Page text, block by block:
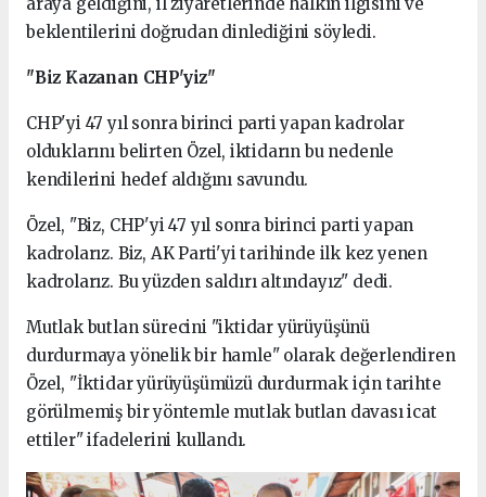
araya geldiğini, il ziyaretlerinde halkın ilgisini ve
beklentilerini doğrudan dinlediğini söyledi.
"Biz Kazanan CHP'yiz"
CHP'yi 47 yıl sonra birinci parti yapan kadrolar
olduklarını belirten Özel, iktidarın bu nedenle
kendilerini hedef aldığını savundu.
Özel, "Biz, CHP'yi 47 yıl sonra birinci parti yapan
kadrolarız. Biz, AK Parti'yi tarihinde ilk kez yenen
kadrolarız. Bu yüzden saldırı altındayız" dedi.
Mutlak butlan sürecini "iktidar yürüyüşünü
durdurmaya yönelik bir hamle" olarak değerlendiren
Özel, "İktidar yürüyüşümüzü durdurmak için tarihte
görülmemiş bir yöntemle mutlak butlan davası icat
ettiler" ifadelerini kullandı.